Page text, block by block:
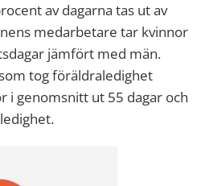
av dagarna tas ut av
medarbetare tar kvinnor
jämfört med män.
tog föräldraledighet
i genomsnitt ut 55 dagar och